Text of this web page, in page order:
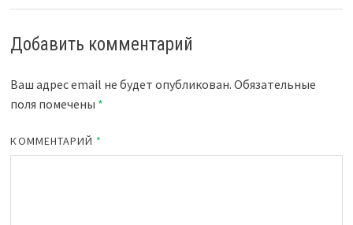
Добавить комментарий
Ваш адрес email не будет опубликован. Обязательные
поля помечены *
КОММЕНТАРИЙ *